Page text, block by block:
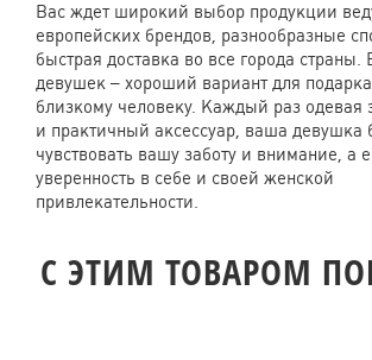
Вас ждет широкий выбор продукции
европейских брендов, разнообразные
быстрая доставка во все города страны.
девушек – хороший вариант для
близкому человеку. Каждый раз одевая
и практичный аксессуар, ваша девушка
чувствовать вашу заботу и внимание, а
уверенность в себе и своей женской
привлекательности.
C ЭТИМ ТОВАРОМ